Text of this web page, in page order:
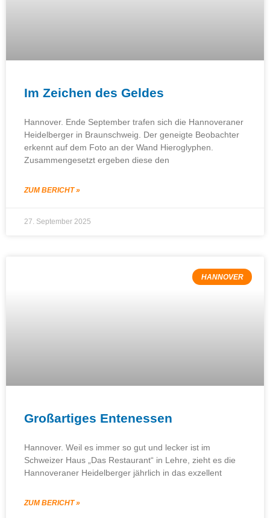
Im Zeichen des Geldes
Hannover. Ende September trafen sich die Hannoveraner
Heidelberger in Braunschweig. Der geneigte Beobachter
erkennt auf dem Foto an der Wand Hieroglyphen.
Zusammengesetzt ergeben diese den
ZUM BERICHT »
27. September 2025
HANNOVER
Großartiges Entenessen
Hannover. Weil es immer so gut und lecker ist im
Schweizer Haus „Das Restaurant“ in Lehre, zieht es die
Hannoveraner Heidelberger jährlich in das exzellent
ZUM BERICHT »